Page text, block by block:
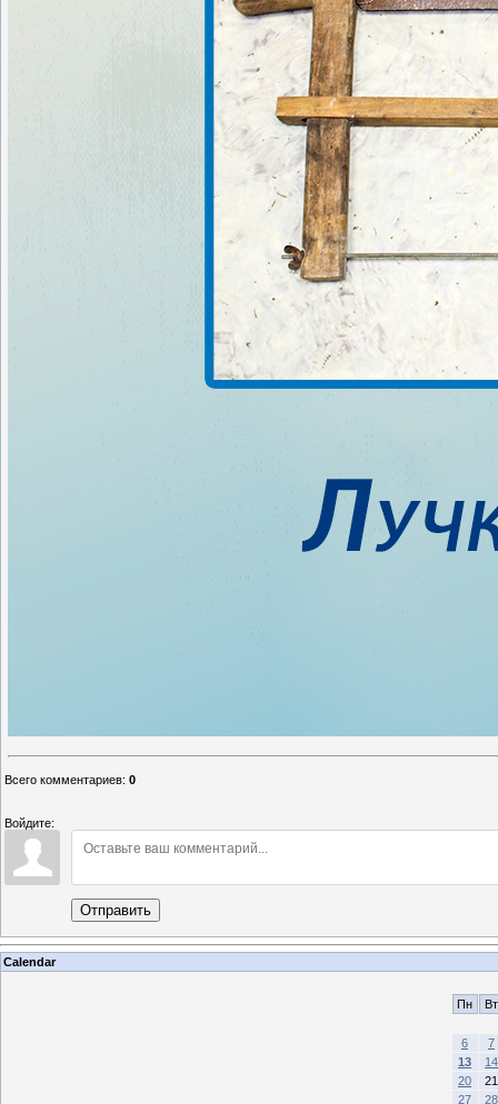
Всего комментариев: 0
Войдите:
Отправить
Calendar
Пн Вт
6
7
13
14
20
21
27
28